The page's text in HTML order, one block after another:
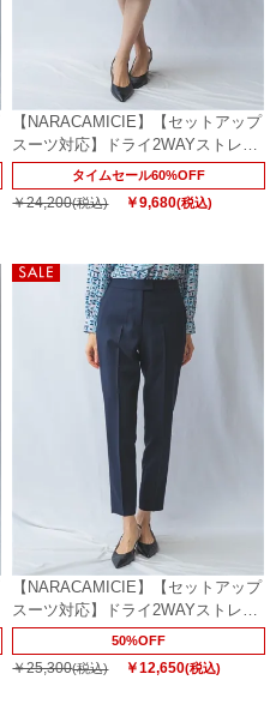
【NARACAMICIE】【セットアップ
スーツ対応】ドライ2WAYストレッ
チスカートタイムセール60%OFF
￥24,200(税込) ￥9,680(税込)
【NARACAMICIE】【セットアップ
スーツ対応】ドライ2WAYストレッ
チパンツ
50%OFF
￥25,300(税込) ￥12,650(税込)